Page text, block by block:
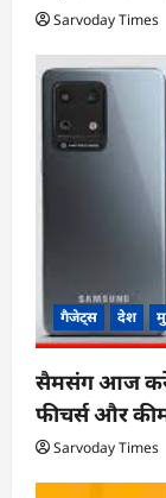
Sarvoday Times
गैजेट्स देश
सैमसंग आज
फीचर्स और
Sarvoday Times